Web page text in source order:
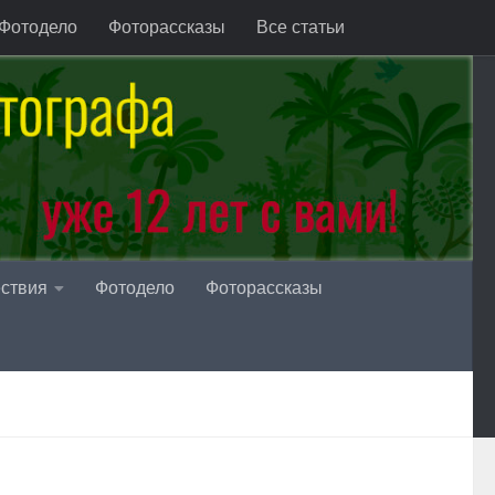
Фоторассказы Все статьи
Фотодело Фоторассказы